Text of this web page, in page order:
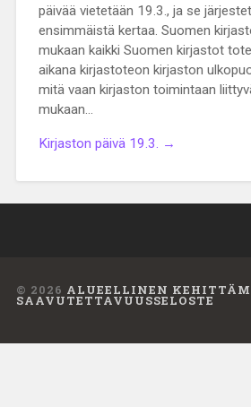
päivää vietetään 19.3., ja se
ensimmäistä kertaa. Suomen
mukaan kaikki Suomen kirjastot
aikana kirjastoteon kirjaston
mitä vaan kirjaston toimintaan
mukaan…
Kirjaston päivä 19.3. →
© 2026 ALUEELLINEN
SAAVUTETTAVUUSSELOSTE